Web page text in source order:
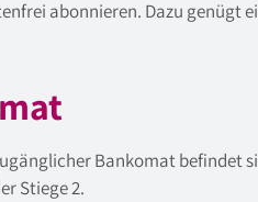
abonnieren. Dazu genügt
Bankomat befindet
Stiege 2.